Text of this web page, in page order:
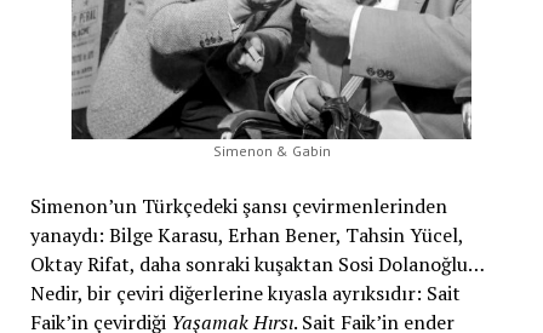
Simenon & Gabin
Simenon’un Türkçedeki şansı çevirmenlerinden
yanaydı: Bilge Karasu, Erhan Bener, Tahsin Yücel,
Oktay Rifat, daha sonraki kuşaktan Sosi Dolanoğlu…
Nedir, bir çeviri diğerlerine kıyasla ayrıksıdır: Sait
Faik’in çevirdiği Yaşamak Hırsı. Sait Faik’in ender